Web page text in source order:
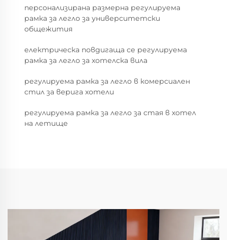
персонализирана размерна регулируема
рамка за легло за университетски
общежития
електрическа повдигаща се регулируема
рамка за легло за хотелска вила
регулируема рамка за легло в комерсиален
стил за верига хотели
регулируема рамка за легло за стая в хотел
на летище